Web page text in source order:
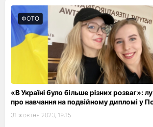
ФОТО
«В Україні було більше різних розваг»:
про навчання на подвійному дипломі у
31 жовтня 2023, 19:15